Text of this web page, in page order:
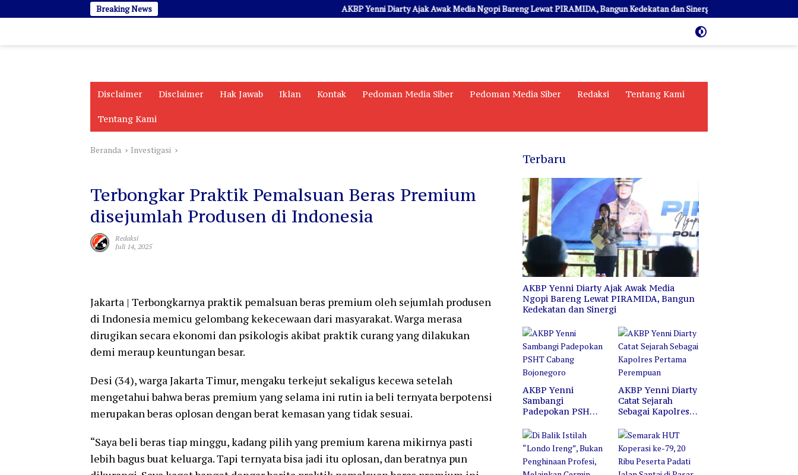
ke
Breaking News AKBP Yenni Diarty Ajak Awak Media Ngopi Bareng Lewat PIRAMIDA, Bangun Kedekatan dan Sinergi
Disclaimer Disclaimer Hak Jawab Iklan Kontak Pedoman Media Siber Pedoman Media Siber Redaksi Tentang Kami
Tentang Kami
Beranda Investigasi
Terbongkar Praktik Pemalsuan Beras Premium
disejumlah Produsen di Indonesia
Redaksi
Juli 14, 2025
Jakarta | Terbongkarnya praktik pemalsuan beras premium oleh sejumlah produsen
di Indonesia memicu gelombang kekecewaan dari masyarakat. Warga merasa
dirugikan secara ekonomi dan psikologis akibat praktik curang yang dilakukan
demi meraup keuntungan besar.
Desi (34), warga Jakarta Timur, mengaku terkejut sekaligus kecewa setelah
mengetahui bahwa beras premium yang selama ini rutin ia beli ternyata berpotensi
merupakan beras oplosan dengan berat kemasan yang tidak sesuai.
“Saya beli beras tiap minggu, kadang pilih yang premium karena mikirnya pasti
lebih bagus buat keluarga. Tapi ternyata bisa jadi itu oplosan, dan beratnya pun
Terbaru
AKBP Yenni Diarty Ajak Awak Media
Ngopi Bareng Lewat PIRAMIDA, Bangun
Kedekatan dan Sinergi
AKBP Yenni
Sambangi
Padepokan PSHT
Bojonegoro
AKBP Yenni Diarty
Catat Sejarah
Sebagai Kapolres
Perempuan